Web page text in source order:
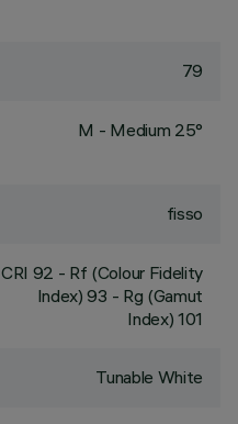
79
M - Medium 25°
fisso
CRI 92 - Rf (Colour Fidelity
Index) 93 - Rg (Gamut
Index) 101
Tunable White